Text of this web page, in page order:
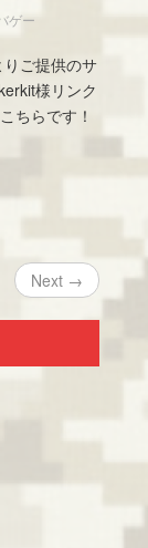
ゲー
ご提供のサ
様リンク
ちらです！
Next →